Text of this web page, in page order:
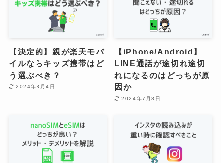
【決定的】親が楽天モバ
イルならキッズ携帯はど
う選ぶべき？
2024年8月4日
【iPhone/Android】
LINE通話が途切れ途切
れになるのはどっちが原
因か
2024年7月8日